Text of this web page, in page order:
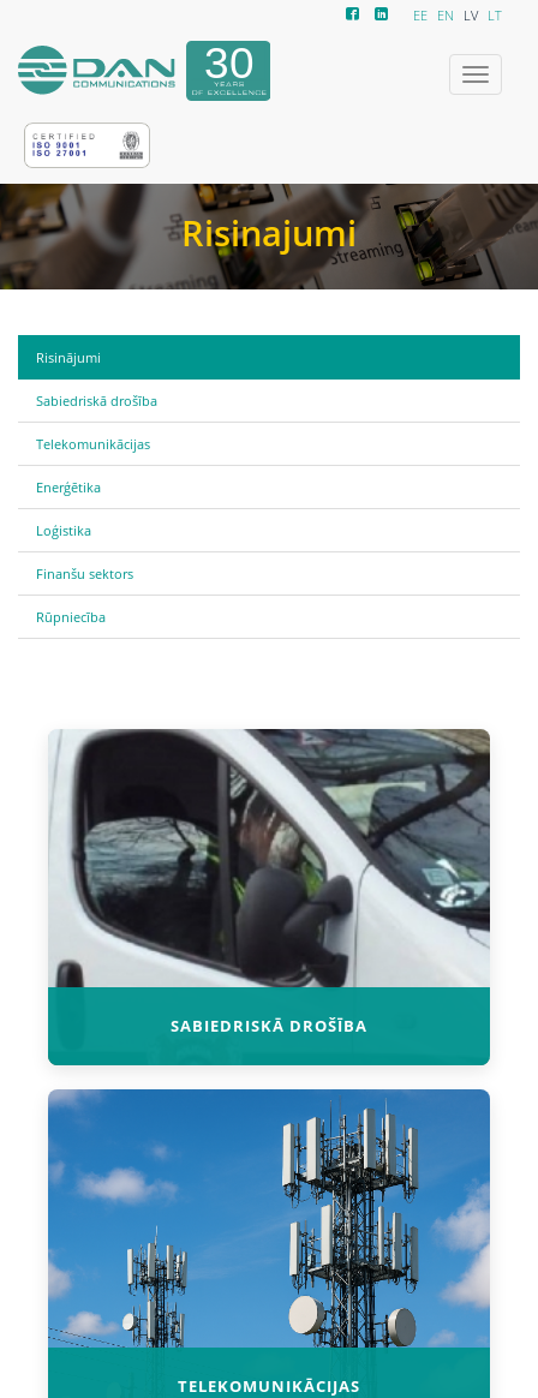
EE EN LV LT
Izvēlne
Risinajumi
Risinājumi
Sabiedriskā drošība
Telekomunikācijas
Enerģētika
Loģistika
Finanšu sektors
Rūpniecība
SABIEDRISKĀ DROŠĪBA
TELEKOMUNIKĀCIJAS